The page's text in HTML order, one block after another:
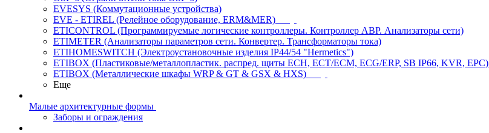
EVESYS (Коммутационные устройства)
EVE - ETIREL (Релейное оборудование, ERM&MER)
ETICONTROL (Программируемые логические контроллеры. Контроллер АВР. Анализаторы сети)
ETIMETER (Анализаторы параметров сети. Конвертер. Трансформаторы тока)
ETIHOMESWITCH (Электроустановочные изделия IP44/54 "Hermetics")
ETIBOX (Пластиковые/металлопластик. распред. щиты ECH, ECT/ECM, ECG/ERP, SB IP66, KVR, EPC)
ETIBOX (Металлические шкафы WRP & GT & GSX & HXS)
Еще
Малые архитектурные формы
Заборы и ограждения